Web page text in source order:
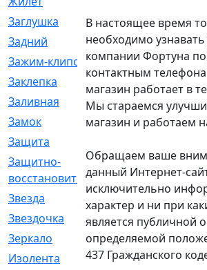
Заглушка
[21]
Задний
[528]
Зажим-клипса
[1]
Заклепка
[1]
Заливная
[4]
Замок
[12]
Защита
Защитно-
восстановительный
[4]
Звезда
Звездочка
[5]
Зеркало
[369]
Изолента
[1]
В настоящее время
необходимо
компании Фортуна
контактным
магазин работает в
Мы стараемся
магазин и работаем
Обращаем ваше
данный Интернет-
исключительно
характер и ни при
является публичной
определяемой
437 Гражданского